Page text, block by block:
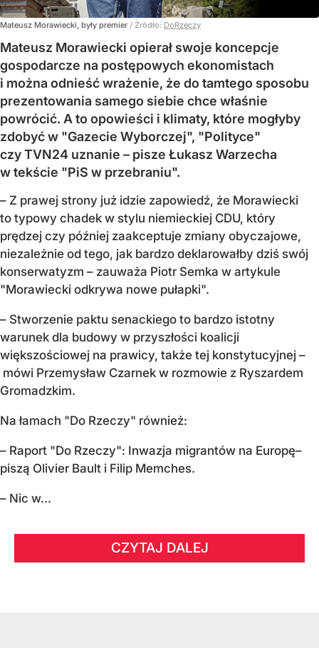
Mateusz Morawiecki, były premier / Źródło: DoRzeczy
Mateusz Morawiecki opierał swoje koncepcje
gospodarcze na postępowych ekonomistach
i można odnieść wrażenie, że do tamtego sposobu
prezentowania samego siebie chce właśnie
powrócić. A to opowieści i klimaty, które mogłyby
zdobyć w "Gazecie Wyborczej", "Polityce"
czy TVN24 uznanie – pisze Łukasz Warzecha
w tekście "PiS w przebraniu".
– Z prawej strony już idzie zapowiedź, że Morawiecki
to typowy chadek w stylu niemieckiej CDU, który
prędzej czy później zaakceptuje zmiany obyczajowe,
niezależnie od tego, jak bardzo deklarowałby dziś swój
konserwatyzm – zauważa Piotr Semka w artykule
"Morawiecki odkrywa nowe pułapki".
– Stworzenie paktu senackiego to bardzo istotny
warunek dla budowy w przyszłości koalicji
większościowej na prawicy, także tej konstytucyjnej –
mówi Przemysław Czarnek w rozmowie z Ryszardem
Gromadzkim.
Na łamach "Do Rzeczy" również:
– Raport "Do Rzeczy": Inwazja migrantów na Europę–
piszą Olivier Bault i Filip Memches.
– Nic w...
CZYTAJ DALEJ